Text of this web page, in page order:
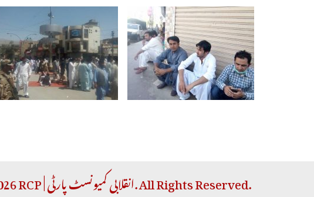
Copyright © 2026 RCP | انقلابی کمیونسٹ پارٹی. All Rights Reserved.